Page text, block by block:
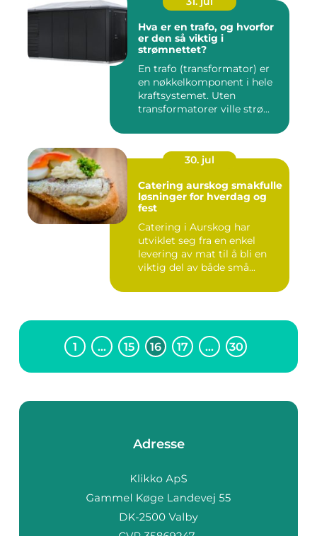
Hva er en trafo, og hvorfor
er den så viktig i
strømnettet?
En trafo (transformator) er
en nøkkelkomponent i hele
kraftsystemet. Uten
transformatorer ville strø...
30. jul
Catering aurskog smakfulle
løsninger for hverdag og
fest
Catering i Aurskog har
utviklet seg fra en enkel
levering av mat til å bli en
viktig del av både små...
1 … 15 16 17 … 30
Adresse